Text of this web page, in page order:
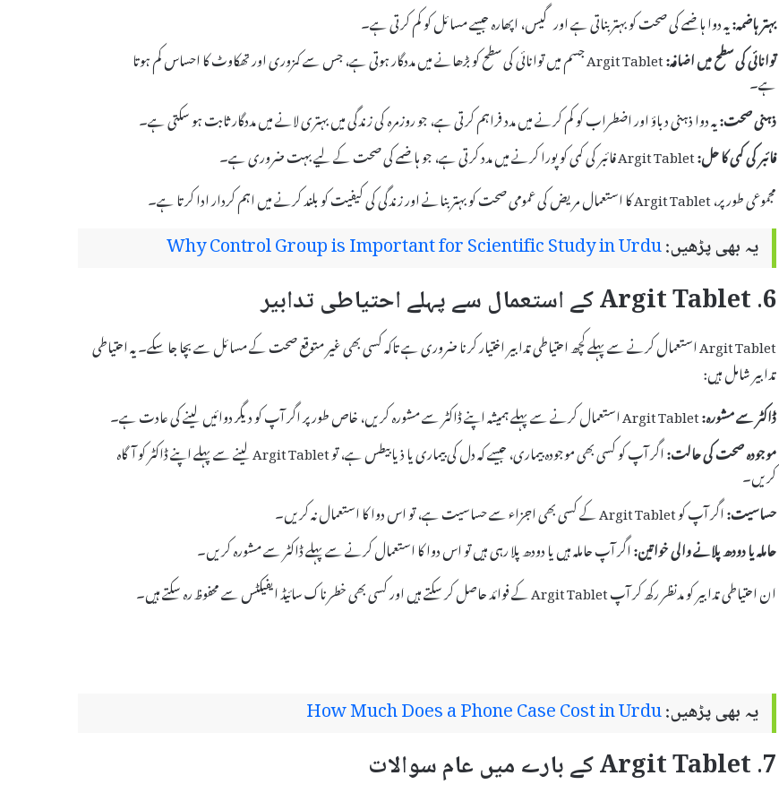
بہتر ہاضمہ:یہ دوا ہاضمے کی صحت کو بہتر بناتی ہے اور گیس، اپھارہ جیسے مسائل کو کم کرتی ہے۔
توانائی کی سطح میں اضافہ:
Argit Tablet جسم میں توانائی کی سطح کو بڑھانے میں مددگار ہوتی ہے، جس سے کمزوری اور تھکاوٹ کا احساس کم ہوتا
ہے۔
ذہنی صحت:یہ دوا ذہنی دباؤ اور اضطراب کو کم کرنے میں مدد فراہم کرتی ہے، جو روزمرہ کی زندگی میں بہتری لانے میں مددگار ثابت ہو سکتی ہے۔
فائبر کی کمی کا حل:
مجموعی طور پر، Argit Tablet کا استعمال مریض کی عمومی صحت کو بہتر بنانے اور زندگی کی کیفیت کو بلند کرنے میں اہم کردار ادا کرتا ہے۔
یہ بھی پڑھیں:Why Control Group is Important for Scientific Study in Urdu
6. Argit Tablet کے استعمال سے پہلے احتیاطی تدابیر
Argit Tablet استعمال کرنے سے پہلے کچھ احتیاطی تدابیر اختیار کرنا ضروری ہے تاکہ کسی بھی غیر متوقع صحت کے مسائل سے بچا جا سکے۔ یہ احتیاطی
تدابیر شامل ہیں:
ڈاکٹر سے مشورہ:
موجودہ صحت کی حالت:
اگر آپ کو کسی بھی موجودہ بیماری، جیسے کہ دل کی بیماری یا ذیابیطس ہے، تو Argit Tablet لینے سے پہلے اپنے ڈاکٹر کو آگاہ
کریں۔
حساسیت:اگر آپ کو Argit Tablet کے کسی بھی اجزاء سے حساسیت ہے، تو اس دوا کا استعمال نہ کریں۔
حاملہ یا دودھ پلانے والی خواتین:اگر آپ حاملہ ہیں یا دودھ پلا رہی ہیں تو اس دوا کا استعمال کرنے سے پہلے ڈاکٹر سے مشورہ کریں۔
ان احتیاطی تدابیر کو مدنظر رکھ کر آپ Argit Tablet کے فوائد حاصل کر سکتے ہیں اور کسی بھی خطرناک سائیڈ ایفیکٹس سے محفوظ رہ سکتے ہیں۔
یہ بھی پڑھیں:How Much Does a Phone Case Cost in Urdu
7. Argit Tablet کے بارے میں عام سوالات